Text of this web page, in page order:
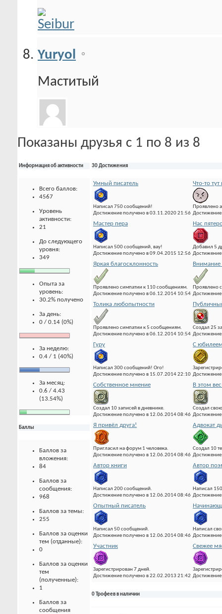
Yuryol
Маститый
Показаны друзья с 1 по 8 из 8
Информация об активности
Всего баллов:
4567
Уровень
активности:
21
До следующего
уровня:
349
Опыта за
уровень:
30.2% получено
За день:
0 / 0.14 (0%)
За неделю:
0.4 / 1 (40%)
За месяц:
0.6 / 4.43
(13.54%)
Баллы
Баллов за
вложения:
84
Баллов за
сообщения:
968
Баллов за темы:
255
Баллов за оценки
тем (отданные):
0
Баллов за оценки
тем
(полученные):
1
Баллов за
сообщения
30 Достижения
Умный писатель
Написал 750 сообщений!
Достижение получено в 03.11.2020 21:56
Что-то тут
Проявлено
Мастер пера
Написал 500 сообщений, вау!
Достижение получено в 09.04.2015 12:56
Нас
Добавил 5
Яркая благосклонность
Проявлено симпатии к 110 сообщениям.
Достижение получено в 06.12.2014 10:54
Внимание
Проявлено
Толика любопытности
Проявлено симпатии к 5 сообщениям.
Достижение получено в 06.12.2014 10:54
Создал 25
Гуру
Написал 300 сообщений! Ого!
Достижение получено в 15.07.2014 22:10
С
Собственное мнение
Создал 10 записей в дневнике.
Достижение получено в 12.06.2014 08:46
В этом
Создал
Я привёл друга!
Пригласил на форум 1 человека.
Достижение получено в 12.06.2014 08:46
Адвокат
Создал 10
Автор книги
Написал 200 сообщений.
Достижение получено в 12.06.2014 08:46
Автор
Написал
Опытный писатель
Написал 50 сообщений.
Достижение получено в 12.06.2014 08:46
Написал
Участник
Зарегистрирован 7 дней.
Достижение получено в 22.02.2013 21:42
Свежее
0 Трофеев в наличии